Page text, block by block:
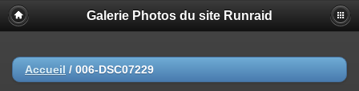
Galerie Photos du site Runraid
Accueil / 006-DSC07229